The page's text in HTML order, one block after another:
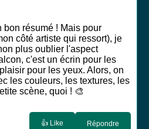
bon résumé ! Mais pour
côté artiste qui ressort), je
plus oublier l'aspect
c'est un écrin pour les
pour les yeux. Alors, on
les couleurs, les textures, les
scène, quoi ! 🎨
👍 Like Répondre